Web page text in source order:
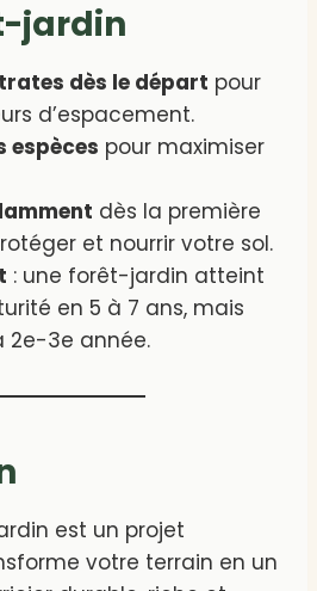
jardin
dès le départ pour
d’espacement.
espèces pour maximiser
dès la première
et nourrir votre sol.
: une forêt-jardin atteint
en 5 à 7 ans, mais
2e-3e année.
est un projet
votre terrain en un